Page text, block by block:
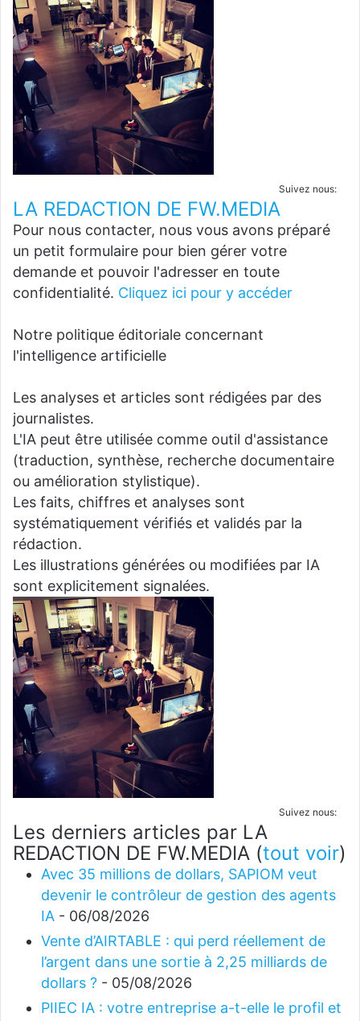
Suivez nous:
LA REDACTION DE FW.MEDIA
Pour nous contacter, nous vous avons préparé
un petit formulaire pour bien gérer votre
demande et pouvoir l'adresser en toute
confidentialité. Cliquez ici pour y accéder
Notre politique éditoriale concernant
l'intelligence artificielle
Les analyses et articles sont rédigées par des
journalistes.
L'IA peut être utilisée comme outil d'assistance
(traduction, synthèse, recherche documentaire
ou amélioration stylistique).
Les faits, chiffres et analyses sont
systématiquement vérifiés et validés par la
rédaction.
Les illustrations générées ou modifiées par IA
sont explicitement signalées.
Suivez nous:
Les derniers articles par LA
REDACTION DE FW.MEDIA (tout voir)
Avec 35 millions de dollars, SAPIOM veut
devenir le contrôleur de gestion des agents
IA - 06/08/2026
Vente d’AIRTABLE : qui perd réellement de
l’argent dans une sortie à 2,25 milliards de
dollars ? - 05/08/2026
PIIEC IA : votre entreprise a-t-elle le profil et